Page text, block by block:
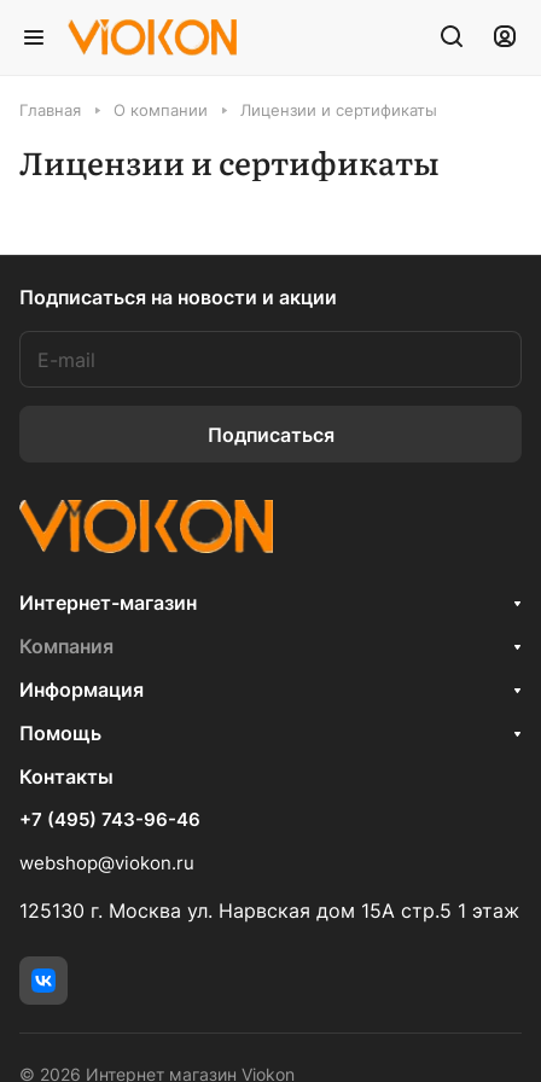
Главная О компании Лицензии и сертификаты
Лицензии и сертификаты
Подписаться на новости и акции
Подписаться
Интернет-магазин
Компания
Информация
Помощь
Контакты
+7 (495) 743-96-46
webshop@viokon.ru
125130 г. Москва ул. Нарвская дом 15А стр.5 1 этаж
© 2026 Интернет магазин Viokon